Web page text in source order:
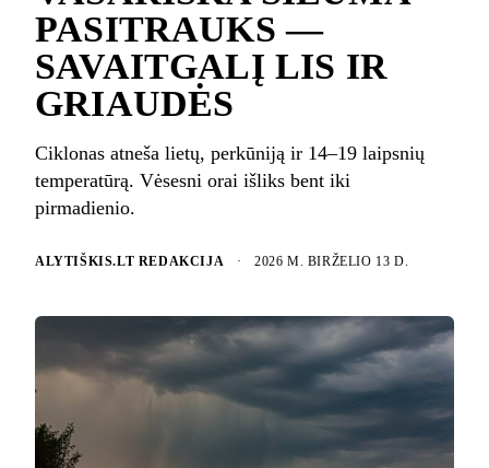
PASITRAUKS —
SAVAITGALĮ LIS IR
GRIAUDĖS
Ciklonas atneša lietų, perkūniją ir 14–19 laipsnių
temperatūrą. Vėsesni orai išliks bent iki
pirmadienio.
ALYTIŠKIS.LT REDAKCIJA · 2026 M. BIRŽELIO 13 D.